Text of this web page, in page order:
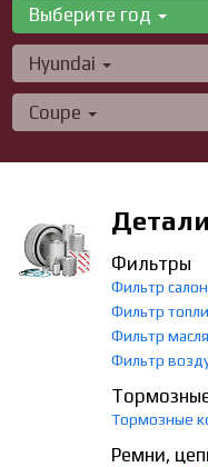
Выберите год
Hyundai
Coupe
Фильтры
Фильтр
Фильтр
Фильтр
Фильтр
Тормозные
Ремни,